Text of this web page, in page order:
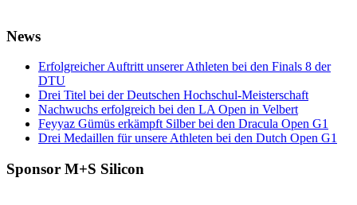
News
Erfolgreicher Auftritt unserer Athleten bei den Finals 8 der
DTU
Drei Titel bei der Deutschen Hochschul-Meisterschaft
Nachwuchs erfolgreich bei den LA Open in Velbert
Feyyaz Gümüs erkämpft Silber bei den Dracula Open G1
Drei Medaillen für unsere Athleten bei den Dutch Open G1
Sponsor M+S Silicon